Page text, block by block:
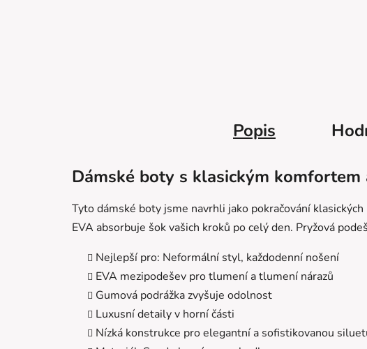
Popis
Dámské boty s klasickým komfortem
Tyto dámské boty jsme navrhli jako pokračování klasických
EVA absorbuje šok vašich kroků po celý den. Pryžová
Nejlepší pro: Neformální styl, každodenní nošení
EVA mezipodešev pro tlumení a tlumení nárazů
Gumová podrážka zvyšuje odolnost
Luxusní detaily v horní části
Nízká konstrukce pro elegantní a sofistikovanou